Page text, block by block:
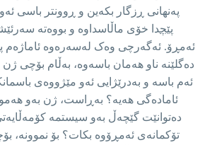
پەنهانی ڕزگار بکەین و ڕوونتر باسی ئەو
پێچدا خۆی ماڵاسداوە و بووەتە
ئەمڕۆ. ئەگەرچی وەک لەسەرەوە ئاماژەم
دەگلێنە ناو هەمان باسەوە، بەڵام بۆچی
ئەم باسە و بەدرێژایی ئەو مێژووەی
ئامادەگی هەیە؟ بەڕاست، ژن بەو
دەتوانێت گێچەڵ بەو سیستمە
تۆکمانەی ئەمڕۆوە بکات؟ بۆ نموونە،